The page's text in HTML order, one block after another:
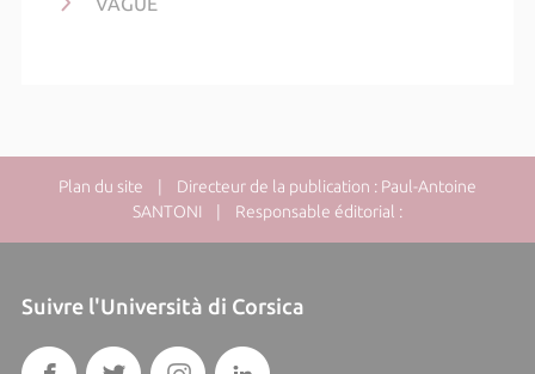
Plan du site | Directeur de la publication : Paul-Antoine
SANTONI | Responsable éditorial :
Suivre l'Università di Corsica